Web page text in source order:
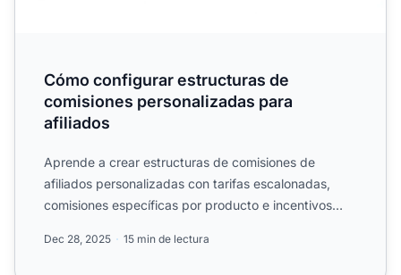
Cómo configurar estructuras de
comisiones personalizadas para
afiliados
Aprende a crear estructuras de comisiones de
afiliados personalizadas con tarifas escalonadas,
comisiones específicas por producto e incentivos
Dec 28, 2025 15 min de lectura